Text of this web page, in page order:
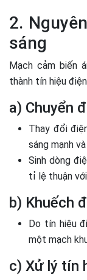
2.
sáng
Mạch cảm biến
thành tín hiệu
a) Chuyển
Thay đổi
sáng mạnh
Sinh dòng
tỉ lệ thuận
b) Khuếch
Do tín hiệu
một mạch
c) Xử lý tín